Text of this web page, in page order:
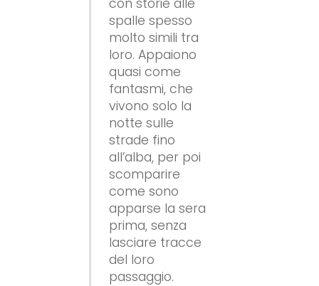
con storie alle
spalle spesso
molto simili tra
loro. Appaiono
quasi come
fantasmi, che
vivono solo la
notte sulle
strade fino
all’alba, per poi
scomparire
come sono
apparse la sera
prima, senza
lasciare tracce
del loro
passaggio.